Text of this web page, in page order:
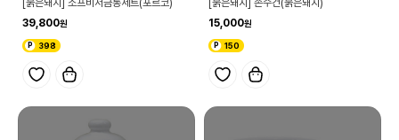
39,800
398
15,000
150